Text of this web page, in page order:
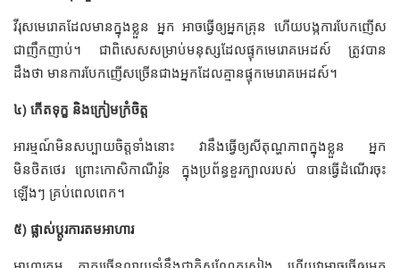
វីរុសមេរោគដែលមានក្នុងខ្លួន អ្នក អាចធ្វើឲ្យអ្នកគ្រុន ហើយបង្កការបែកញើស
ជាញឹកញាប់។ ជាពិសេសសម្រាប់មនុស្សដែលផ្ទុកមេរោគអេដស៍ ត្រូវបាន
ដឹងថា មានការបែកញើសច្រើនជាងអ្នកដែលគ្មានផ្ទុកមេរោគអេដស៍។
៤) កើតទុក្ខ និងក្រៀមក្រំចិត្ត
អារម្មណ៍មិនសប្បាយចិត្តទាំងនោះ វានឹងធ្វើឲ្យសីតុណ្ហភាពក្នុងខ្លួន អ្នក
មិនថិតថេរ ព្រោះកោសិកាណឺរ៉ូន ក្នុងប្រព័ន្ធខួរក្បាលរបស់ បានធ្វើដំណើរចុះ
ឡើងៗ គ្រប់ពេលពេក។
៥) ផ្លាស់ប្ដូរការតមអាហារ